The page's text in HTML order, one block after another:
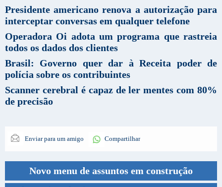
Presidente americano renova a autorização para
interceptar conversas em qualquer telefone
Operadora Oi adota um programa que rastreia
todos os dados dos clientes
Brasil: Governo quer dar à Receita poder de
polícia sobre os contribuintes
Scanner cerebral é capaz de ler mentes com 80%
de precisão
Enviar para um amigo Compartilhar
Novo menu de assuntos em construção